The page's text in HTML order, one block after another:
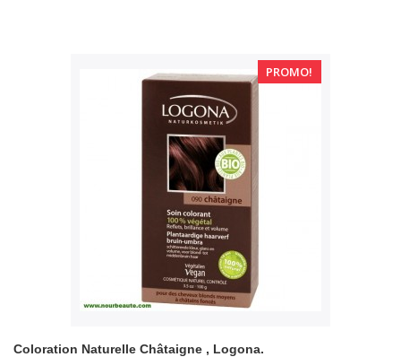
PROMO!
Coloration Naturelle Châtaigne , Logona.